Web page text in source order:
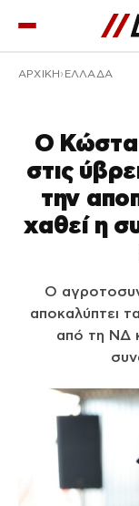
ΑΡΧΙΚΉ ΕΛΛΑΔΑ
Ο
στις
την
χαθεί η
Ο
αποκαλύπτει
από τη ΝΔ